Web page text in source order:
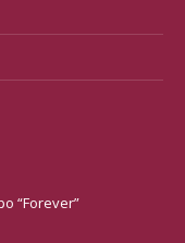
“Forever”